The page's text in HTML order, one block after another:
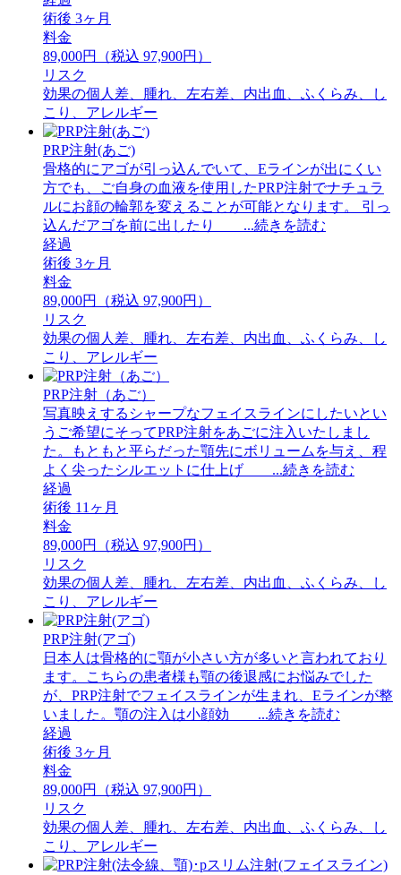
術後 3ヶ月
料金
89,000円（税込 97,900円）
リスク
効果の個人差、腫れ、左右差、内出血、ふくらみ、し
こり、アレルギー
PRP注射(あご)
骨格的にアゴが引っ込んでいて、Eラインが出にくい
方でも、ご自身の血液を使用したPRP注射でナチュラ
ルにお顔の輪郭を変えることが可能となります。 引っ
込んだアゴを前に出したり ...続きを読む
経過
術後 3ヶ月
料金
89,000円（税込 97,900円）
リスク
効果の個人差、腫れ、左右差、内出血、ふくらみ、し
こり、アレルギー
PRP注射（あご）
写真映えするシャープなフェイスラインにしたいとい
うご希望にそってPRP注射をあごに注入いたしまし
た。もともと平らだった顎先にボリュームを与え、程
よく尖ったシルエットに仕上げ ...続きを読む
経過
術後 11ヶ月
料金
89,000円（税込 97,900円）
リスク
効果の個人差、腫れ、左右差、内出血、ふくらみ、し
こり、アレルギー
PRP注射(アゴ)
日本人は骨格的に顎が小さい方が多いと言われており
ます。こちらの患者様も顎の後退感にお悩みでした
が、PRP注射でフェイスラインが生まれ、Eラインが整
いました。顎の注入は小顔効 ...続きを読む
経過
術後 3ヶ月
料金
89,000円（税込 97,900円）
リスク
効果の個人差、腫れ、左右差、内出血、ふくらみ、し
こり、アレルギー